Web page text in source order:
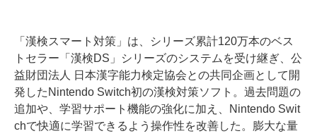
「漢検スマート対策」は、シリーズ累計120万本のベス
トセラー「漢検DS」シリーズのシステムを受け継ぎ、公
益財団法人 日本漢字能力検定協会との共同企画として開
発したNintendo Switch初の漢検対策ソフト。過去問題の
追加や、学習サポート機能の強化に加え、Nintendo Swit
chで快適に学習できるよう操作性を改善した。膨大な量